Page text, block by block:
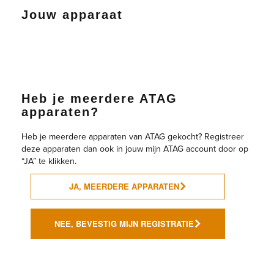
Jouw apparaat
Heb je meerdere ATAG
apparaten?
Heb je meerdere apparaten van ATAG gekocht? Registreer
deze apparaten dan ook in jouw mijn ATAG account door op
“JA” te klikken.
JA, MEERDERE APPARATEN
NEE, BEVESTIG MIJN REGISTRATIE